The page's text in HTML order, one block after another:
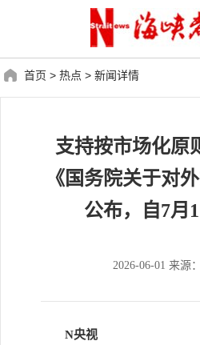
首页 > 热点 > 新闻详情
支持按市场化原
《国务院关于对
公布，自7月
2026-06-01 来源
N央视